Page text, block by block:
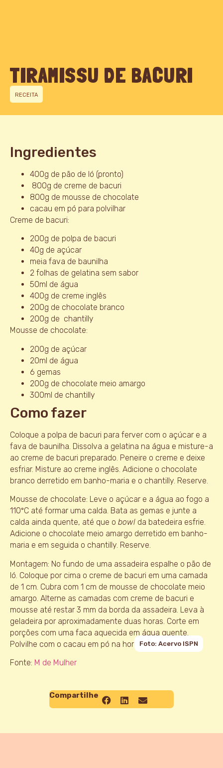
TIRAMISSU DE BACURI
RECEITA
Ingredientes
400g de pão de ló (pronto)
800g de creme de bacuri
800g de mousse de chocolate
cacau em pó para polvilhar
Creme de bacuri:
200g de polpa de bacuri
40g de açúcar
meia fava de baunilha
2 folhas de gelatina sem sabor
50ml de água
400g de creme inglês
200g de chocolate branco
200g de chantilly
Mousse de chocolate:
200g de açúcar
20ml de água
6 gemas
200g de chocolate meio amargo
300ml de chantilly
Como fazer
Coloque a polpa de bacuri para ferver com o açúcar e a
fava de baunilha. Dissolva a gelatina na água e misture-a
ao creme de bacuri preparado. Peneire o creme e deixe
esfriar. Misture ao creme inglês. Adicione o chocolate
branco derretido em banho-maria e o chantilly. Reserve.
Mousse de chocolate: Leve o açúcar e a água ao fogo a
110ºC até formar uma calda. Bata as gemas e junte a
calda ainda quente, até que o bowl da batedeira esfrie.
Adicione o chocolate meio amargo derretido em banho-
maria e em seguida o chantilly. Reserve.
Montagem: No fundo de uma assadeira espalhe o pão de
ló. Coloque por cima o creme de bacuri em uma camada
de 1 cm. Cubra com 1 cm de mousse de chocolate meio
amargo. Alterne as camadas com creme de bacuri e
mousse até restar 3 mm da borda da assadeira. Leva à
geladeira por aproximadamente duas horas. Corte em
porções com uma faca aquecida em água quente.
Polvilhe com o cacau em pó na hora de servir.
Fonte: M de Mulher
Foto: Acervo ISPN
Compartilhe